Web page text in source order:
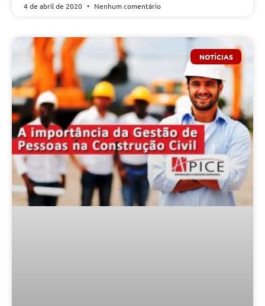
4 de abril de 2020 Nenhum comentário
NOTÍCIAS